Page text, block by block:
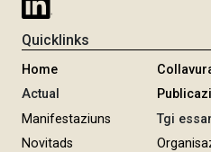
u
n
g
Quicklinks
Home
Actual
Manifestaziuns
Novitads
Tgi